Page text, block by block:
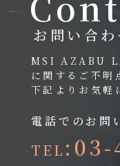
お問い合わ
MSI AZABU
に関するご不明
下記よりお気軽
電話でのお問
TEL :03-